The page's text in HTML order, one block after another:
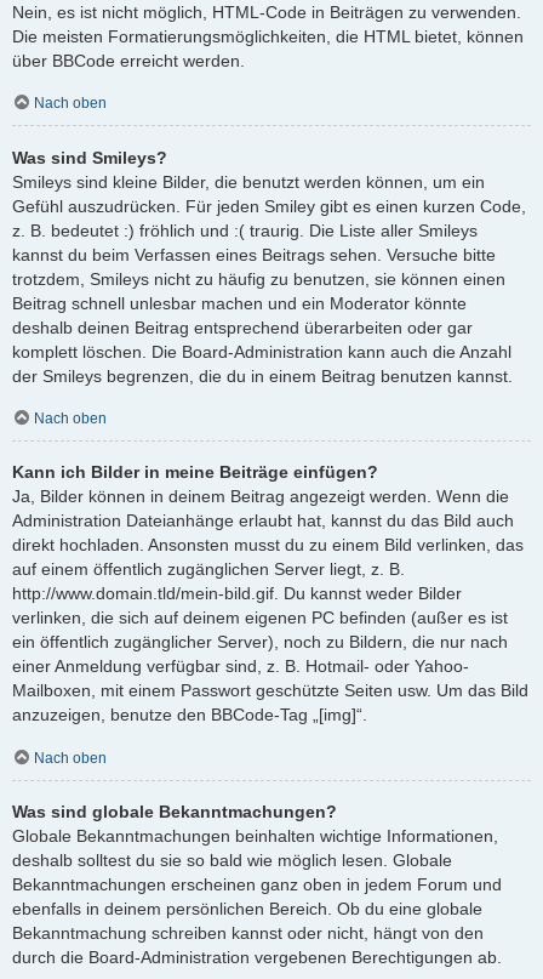
Nein, es ist nicht möglich, HTML-Code in Beiträgen zu verwenden.
Die meisten Formatierungsmöglichkeiten, die HTML bietet, können
über BBCode erreicht werden.
Nach oben
Was sind Smileys?
Smileys sind kleine Bilder, die benutzt werden können, um ein
Gefühl auszudrücken. Für jeden Smiley gibt es einen kurzen Code,
z. B. bedeutet :) fröhlich und :( traurig. Die Liste aller Smileys
kannst du beim Verfassen eines Beitrags sehen. Versuche bitte
trotzdem, Smileys nicht zu häufig zu benutzen, sie können einen
Beitrag schnell unlesbar machen und ein Moderator könnte
deshalb deinen Beitrag entsprechend überarbeiten oder gar
komplett löschen. Die Board-Administration kann auch die Anzahl
der Smileys begrenzen, die du in einem Beitrag benutzen kannst.
Nach oben
Kann ich Bilder in meine Beiträge einfügen?
Ja, Bilder können in deinem Beitrag angezeigt werden. Wenn die
Administration Dateianhänge erlaubt hat, kannst du das Bild auch
direkt hochladen. Ansonsten musst du zu einem Bild verlinken, das
auf einem öffentlich zugänglichen Server liegt, z. B.
http://www.domain.tld/mein-bild.gif. Du kannst weder Bilder
verlinken, die sich auf deinem eigenen PC befinden (außer es ist
ein öffentlich zugänglicher Server), noch zu Bildern, die nur nach
einer Anmeldung verfügbar sind, z. B. Hotmail- oder Yahoo-
Mailboxen, mit einem Passwort geschützte Seiten usw. Um das Bild
anzuzeigen, benutze den BBCode-Tag „[img]“.
Nach oben
Was sind globale Bekanntmachungen?
Globale Bekanntmachungen beinhalten wichtige Informationen,
deshalb solltest du sie so bald wie möglich lesen. Globale
Bekanntmachungen erscheinen ganz oben in jedem Forum und
ebenfalls in deinem persönlichen Bereich. Ob du eine globale
Bekanntmachung schreiben kannst oder nicht, hängt von den
durch die Board-Administration vergebenen Berechtigungen ab.